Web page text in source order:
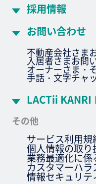
採用情報
お問い合わせ
不動産会社さま
入居者さまお問
オーナーさま・
手話・文字チャ
LACTii KANRI
その他
サービス利用規
個人情報の取り
業務最適化に
カスタマーハ
情報セキュリテ